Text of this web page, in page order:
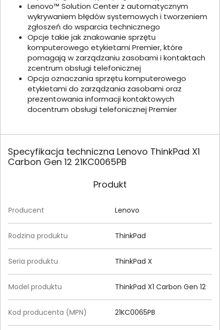
Lenovo™ Solution Center z automatycznym
wykrywaniem błędów systemowych i tworzeniem
zgłoszeń do wsparcia technicznego
Opcje takie jak znakowanie sprzętu
komputerowego etykietami Premier, które
pomagają w zarządzaniu zasobami i kontaktach
zcentrum obsługi telefonicznej
Opcja oznaczania sprzętu komputerowego
etykietami do zarządzania zasobami oraz
prezentowania informacji kontaktowych
docentrum obsługi telefonicznej Premier
Specyfikacja techniczna Lenovo ThinkPad X1
Carbon Gen 12 21KC0065PB
Produkt
Producent Lenovo
Rodzina produktu ThinkPad
Seria produktu ThinkPad X
Model produktu ThinkPad X1 Carbon Gen 12
Kod producenta (MPN) 21KC0065PB